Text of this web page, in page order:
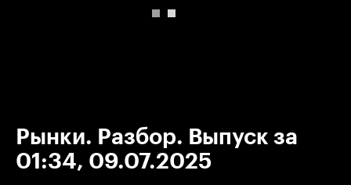
Рынки. Разбор. Выпуск за
01:34, 09.07.2025